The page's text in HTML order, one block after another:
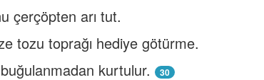
çerçöpten arı tut.
tozu toprağı hediye götürme.
kurtulur.
30